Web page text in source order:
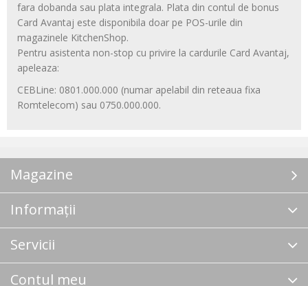
fara dobanda sau plata integrala. Plata din contul de bonus
Card Avantaj este disponibila doar pe POS-urile din
magazinele KitchenShop.
Pentru asistenta non-stop cu privire la cardurile Card Avantaj,
apeleaza:
CEBLine: 0801.000.000 (numar apelabil din reteaua fixa
Romtelecom) sau 0750.000.000.
Magazine
Informații
Servicii
Contul meu